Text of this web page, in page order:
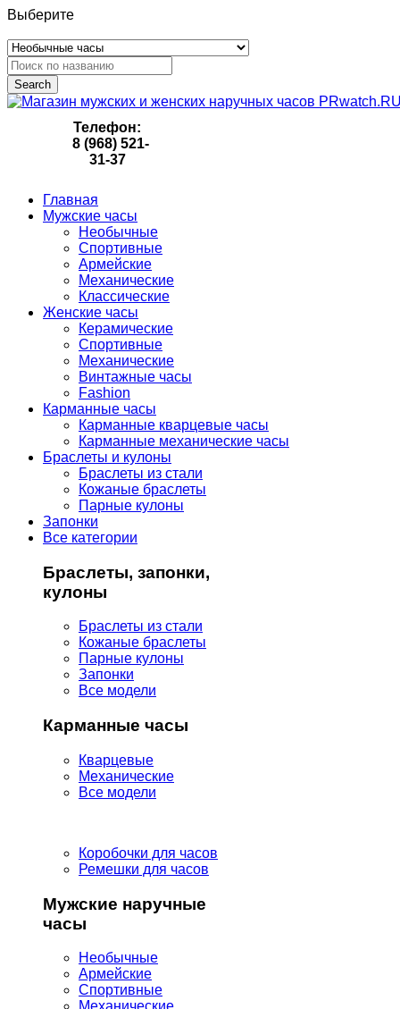
Выберите
Search
Телефон:
8 (968) 521-
31-37
Главная
Мужские часы
Необычные
Спортивные
Армейские
Механические
Классические
Женские часы
Керамические
Спортивные
Механические
Винтажные часы
Fashion
Карманные часы
Карманные кварцевые часы
Карманные механические часы
Браслеты и кулоны
Браслеты из стали
Кожаные браслеты
Парные кулоны
Запонки
Все категории
Браслеты, запонки,
кулоны
Браслеты из стали
Кожаные браслеты
Парные кулоны
Запонки
Все модели
Карманные часы
Кварцевые
Механические
Все модели
Коробочки для часов
Ремешки для часов
Мужские наручные
часы
Необычные
Армейские
Спортивные